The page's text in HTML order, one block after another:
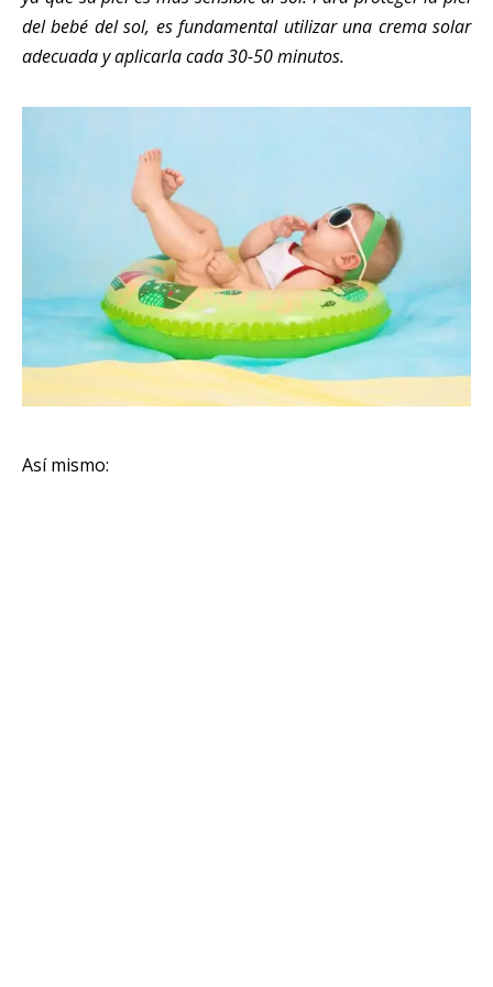
del bebé del sol, es fundamental utilizar una crema solar
adecuada y aplicarla cada 30-50 minutos.
Así mismo: